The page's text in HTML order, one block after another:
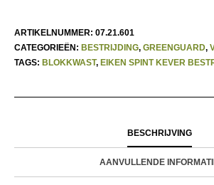
ARTIKELNUMMER: 07.21.601
CATEGORIEËN: BESTRIJDING, GREENGUARD,
TAGS: BLOKKWAST, EIKEN SPINT KEVER
BESCHRIJVING
AANVULLENDE